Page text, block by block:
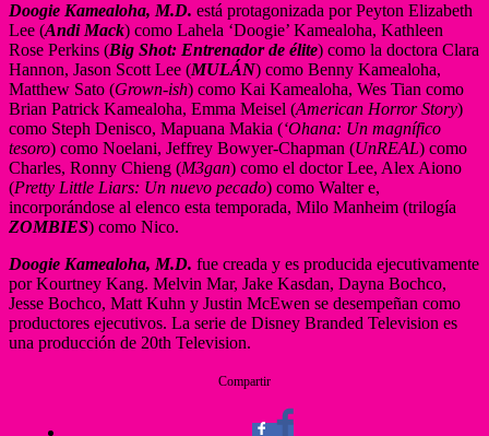
Doogie Kamealoha, M.D. está protagonizada por Peyton Elizabeth
Lee (Andi Mack) como Lahela ‘Doogie’ Kamealoha, Kathleen
Rose Perkins (Big Shot: Entrenador de élite) como la doctora Clara
Hannon, Jason Scott Lee (MULÁN) como Benny Kamealoha,
Matthew Sato (Grown-ish) como Kai Kamealoha, Wes Tian como
Brian Patrick Kamealoha, Emma Meisel (American Horror Story)
como Steph Denisco, Mapuana Makia (‘Ohana: Un magnífico
tesoro) como Noelani, Jeffrey Bowyer-Chapman (UnREAL) como
Charles, Ronny Chieng (M3gan) como el doctor Lee, Alex Aiono
(Pretty Little Liars: Un nuevo pecado) como Walter e,
incorporándose al elenco esta temporada, Milo Manheim (trilogía
ZOMBIES) como Nico.
Doogie Kamealoha, M.D. fue creada y es producida ejecutivamente
por Kourtney Kang. Melvin Mar, Jake Kasdan, Dayna Bochco,
Jesse Bochco, Matt Kuhn y Justin McEwen se desempeñan como
productores ejecutivos. La serie de Disney Branded Television es
una producción de 20th Television.
Compartir